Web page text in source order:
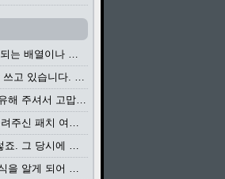
신세벌식 P2의 바탕이 되는 배열이나 주요 기능...
신세벌식 P2 자판을 잘 쓰고 있습니다. 쓰기 편리...
좋은 정보와 자료를 공유해 주셔서 고맙습니다....
안녕하세요. 팥알님, 올려주신 패치 여러모로 감사...
최신표준타자교본. 그렇죠. 그 당시에 최신 표준...
반갑습니다. 제가 세벌식을 알게 되어 세벌식 써...